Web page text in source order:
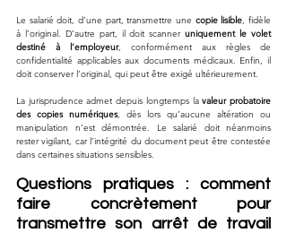
Le salarié doit, d’une part, transmettre une copie lisible, fidèle
à l’original. D’autre part, il doit scanner uniquement le volet
destiné à l’employeur, conformément aux règles de
confidentialité applicables aux documents médicaux. Enfin, il
doit conserver l’original, qui peut être exigé ultérieurement.
La jurisprudence admet depuis longtemps la valeur probatoire
des copies numériques, dès lors qu’aucune altération ou
manipulation n’est démontrée. Le salarié doit néanmoins
rester vigilant, car l’intégrité du document peut être contestée
dans certaines situations sensibles.
Questions pratiques : comment
faire concrètement pour
transmettre son arrêt de travail